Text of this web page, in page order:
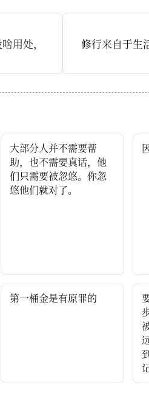
用处，
修行来自于生
大部分人并不需要帮
助，也不需要真话，他
们只需要被忽悠。你忽
悠他们就对了。
第一桶金是有原罪的